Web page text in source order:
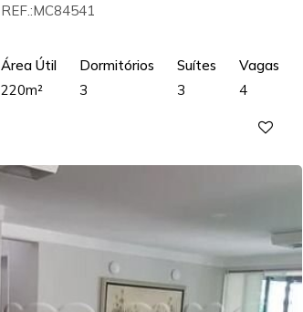
REF.:MC84541
Área Útil
220m²
Dormitórios
3
Suítes
3
Vagas
4